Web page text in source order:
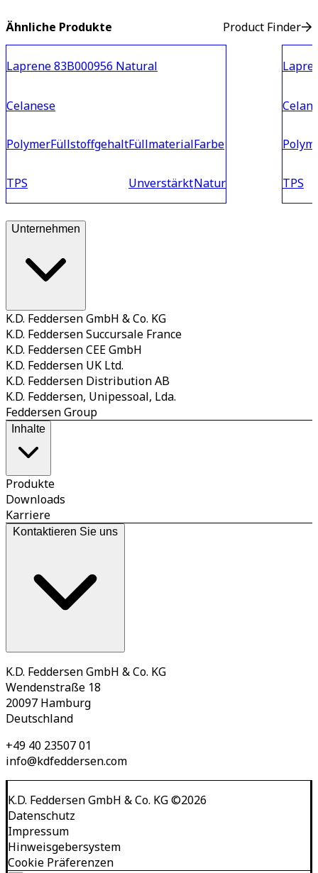
Ähnliche Produkte Product Finder
Laprene 83B000956 Natural
Celanese
Polymer
TPS
FüllstoffgehaltFüllmaterial
Unverstärkt
Farbe
Natur TPS
Unternehmen
K.D. Feddersen GmbH & Co. KG
K.D. Feddersen Succursale France
K.D. Feddersen CEE GmbH
K.D. Feddersen UK Ltd.
K.D. Feddersen Distribution AB
K.D. Feddersen, Unipessoal, Lda.
Feddersen Group
Inhalte
Produkte
Downloads
Karriere
K.D. Feddersen GmbH & Co. KG
Wendenstraße 18
20097 Hamburg
Deutschland
+49 40 23507 01
info@kdfeddersen.com
K.D. Feddersen GmbH & Co. KG©2026
Datenschutz
Impressum
Hinweisgebersystem
Cookie Präferenzen